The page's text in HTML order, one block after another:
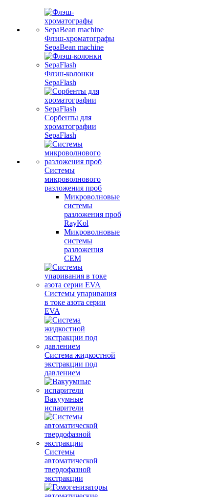
Флэш-хроматографы
SepaBean machine
Флэш-колонки
SepaFlash
Сорбенты для
хроматографии
SepaFlash
Системы
микроволнового
разложения проб
Микроволновые
системы
разложения проб
RayKol
Микроволновые
системы
разложения
CEM
Системы упаривания
в токе азота серии
EVA
Система жидкостной
экстракции под
давлением
Вакуумные
испарители
Системы
автоматической
твердофазной
экстракции